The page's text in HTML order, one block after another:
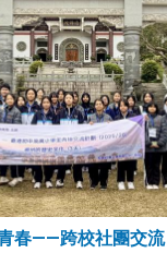
春——跨校社團交